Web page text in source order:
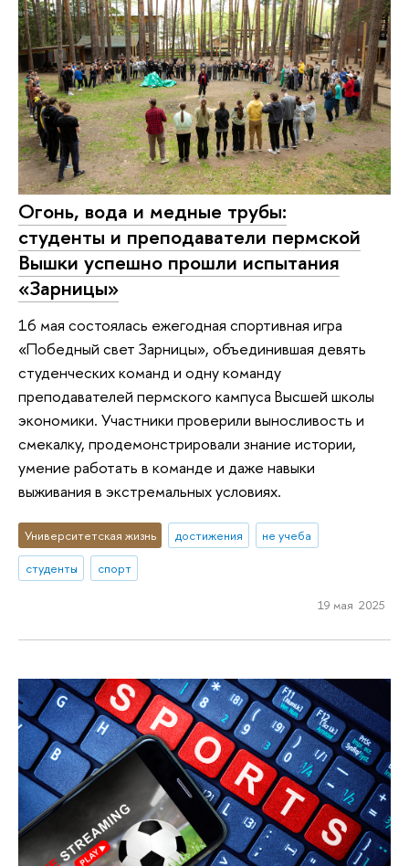
Огонь, вода и медные трубы:
студенты и преподаватели пермской
Вышки успешно прошли испытания
«Зарницы»
16 мая состоялась ежегодная спортивная игра
«Победный свет Зарницы», объединившая девять
студенческих команд и одну команду
преподавателей пермского кампуса Высшей школы
экономики. Участники проверили выносливость и
смекалку, продемонстрировали знание истории,
умение работать в команде и даже навыки
выживания в экстремальных условиях.
Университетская жизнь достижения
не учеба
студенты
спорт
19 мая 2025